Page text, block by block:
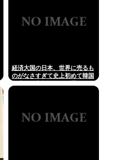
経済大国の日本、世界に売るも
のがなさすぎて史上初めて韓国